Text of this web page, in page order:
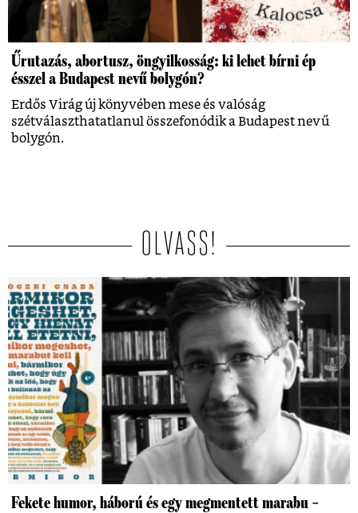
Űrutazás, abortusz, öngyilkosság: ki lehet bírni ép
ésszel a Budapest nevű bolygón?
Erdős Virág új könyvében mese és valóság
szétválaszthatatlanul összefonódik a Budapest nevű
bolygón.
OLVASS!
Fekete humor, háború és egy megmentett marabu –